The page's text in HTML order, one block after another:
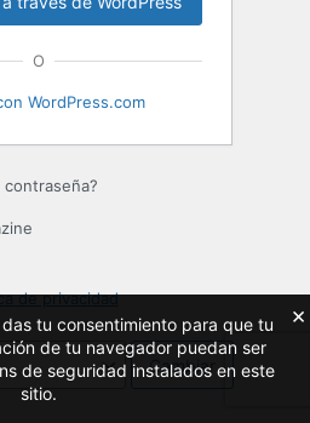
O
WordPress.com
de privacidad
tu consentimiento para que tu
de tu navegador puedan ser
de seguridad instalados en este
sitio.
×